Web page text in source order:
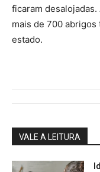
ficaram
mais de 700
estado.
VALE A LEITURA